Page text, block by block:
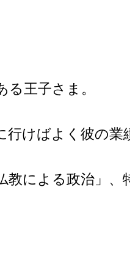
王子さま。
行けばよく彼の業
教による政治」、